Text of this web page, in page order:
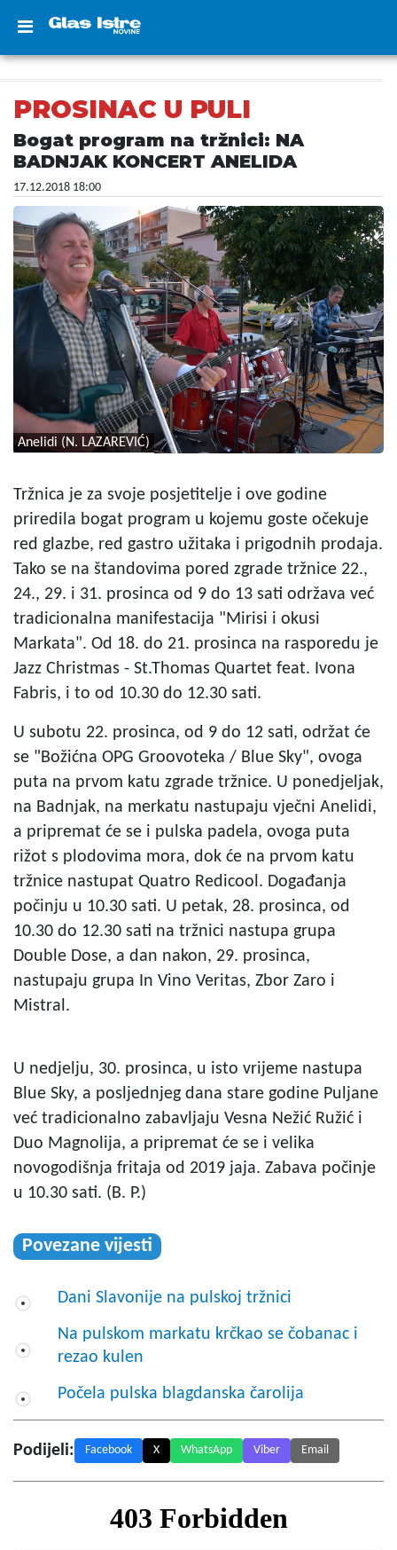
PROSINAC U PULI
Bogat program na tržnici: NA
BADNJAK KONCERT ANELIDA
17.12.2018 18:00
Anelidi (N. LAZAREVIĆ)
Tržnica je za svoje posjetitelje i ove godine
priredila bogat program u kojemu goste očekuje
red glazbe, red gastro užitaka i prigodnih prodaja.
Tako se na štandovima pored zgrade tržnice 22.,
24., 29. i 31. prosinca od 9 do 13 sati održava već
tradicionalna manifestacija "Mirisi i okusi
Markata". Od 18. do 21. prosinca na rasporedu je
Jazz Christmas - St.Thomas Quartet feat. Ivona
Fabris, i to od 10.30 do 12.30 sati.
U subotu 22. prosinca, od 9 do 12 sati, održat će
se "Božićna OPG Groovoteka / Blue Sky", ovoga
puta na prvom katu zgrade tržnice. U ponedjeljak,
na Badnjak, na merkatu nastupaju vječni Anelidi,
a pripremat će se i pulska padela, ovoga puta
rižot s plodovima mora, dok će na prvom katu
tržnice nastupat Quatro Redicool. Događanja
počinju u 10.30 sati. U petak, 28. prosinca, od
10.30 do 12.30 sati na tržnici nastupa grupa
Double Dose, a dan nakon, 29. prosinca,
nastupaju grupa In Vino Veritas, Zbor Zaro i
Mistral.
U nedjelju, 30. prosinca, u isto vrijeme nastupa
Blue Sky, a posljednjeg dana stare godine Puljane
već tradicionalno zabavljaju Vesna Nežić Ružić i
Duo Magnolija, a pripremat će se i velika
novogodišnja fritaja od 2019 jaja. Zabava počinje
u 10.30 sati. (B. P.)
Povezane vijesti
Dani Slavonije na pulskoj tržnici
Na pulskom markatu krčkao se čobanac i
rezao kulen
Počela pulska blagdanska čarolija
Podijeli: Facebook X WhatsApp Viber Email